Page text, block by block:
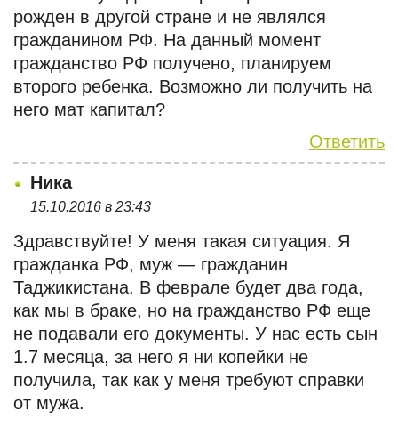
рожден в другой стране и не являлся
гражданином РФ. На данный момент
гражданство РФ получено, планируем
второго ребенка. Возможно ли получить на
него мат капитал?
Ответить
Ника
15.10.2016 в 23:43
Здравствуйте! У меня такая ситуация. Я
гражданка РФ, муж — гражданин
Таджикистана. В феврале будет два года,
как мы в браке, но на гражданство РФ еще
не подавали его документы. У нас есть сын
1.7 месяца, за него я ни копейки не
получила, так как у меня требуют справки
от мужа.